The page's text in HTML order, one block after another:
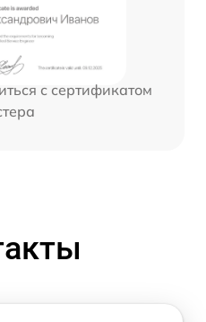
с сертификатом